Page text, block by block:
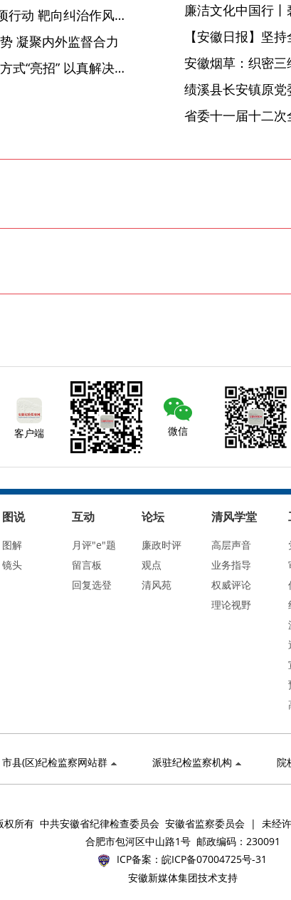
池州贵池：开展“五强五提”专项行动 靶向纠治作风顽疾
凝聚内外监督合力
【安徽日报】用群众看得懂的方式“亮招” 以真解决问题定局
廉洁文化中国行
【安徽日报】坚
安徽烟草：织密三
省委十一届十二
客户端 微信
图说
图解
镜头
互动
月评"e"题
留言板
回复选登
论坛
廉政时评
观点
清风苑
清风学堂
高层声音
业务指导
权威评论
理论视野
市县(区)纪检监察网站群 派驻纪检监察机构 院
权所有 中共安徽省纪律检查委员会 安徽省监察委员会 | 未经
合肥市包河区中山路1号 邮政编码：230091
ICP备案： 皖ICP备07004725号-31
安徽新媒体集团技术支持